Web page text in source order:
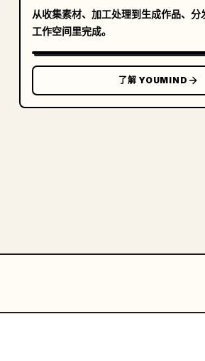
从收集素材、加工处理到生成作品、分
工作空间里完成。
了解 YOUMIND